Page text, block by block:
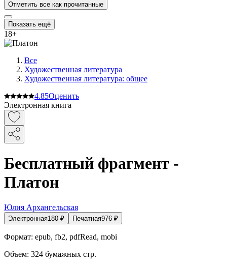
Отметить все как прочитанные
Показать ещё
18+
Все
Художественная литература
Художественная литература: общее
4.85Оценить
Электронная книга
Бесплатный фрагмент -
Платон
Юлия Архангельская
Электронная180 ₽ Печатная976 ₽
Формат: epub, fb2, pdfRead, mobi
Объем: 324 бумажных стр.